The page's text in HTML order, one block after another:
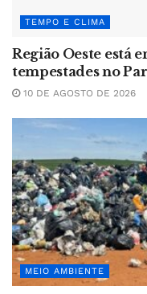
TEMPO E CLIMA
Região Oeste está
tempestades no
10 DE AGOSTO DE 2026
MEIO AMBIENTE